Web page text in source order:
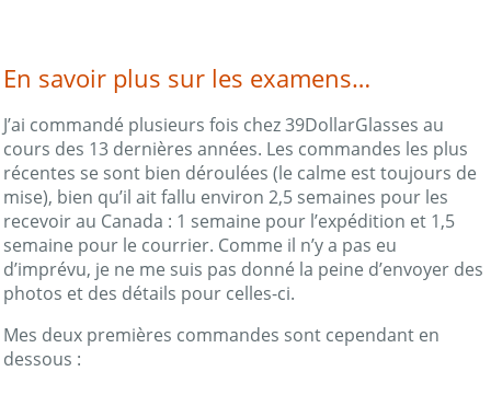
En savoir plus sur les examens…
J’ai commandé plusieurs fois chez 39DollarGlasses au
cours des 13 dernières années. Les commandes les plus
récentes se sont bien déroulées (le calme est toujours de
mise), bien qu’il ait fallu environ 2,5 semaines pour les
recevoir au Canada : 1 semaine pour l’expédition et 1,5
semaine pour le courrier. Comme il n’y a pas eu
d’imprévu, je ne me suis pas donné la peine d’envoyer des
photos et des détails pour celles-ci.
Mes deux premières commandes sont cependant en
dessous :